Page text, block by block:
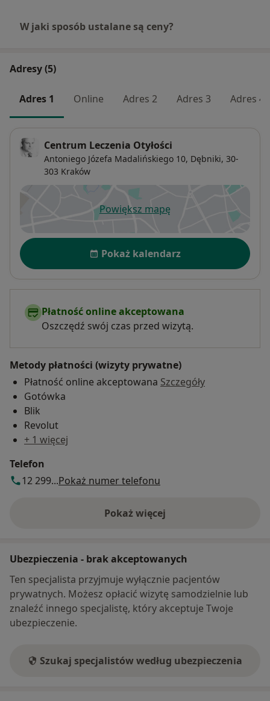
W jaki sposób ustalane są ceny?
Adresy (5)
Adres 1 Online Adres 2 Adres 3 Adres 4
Centrum Leczenia Otyłości
Antoniego Józefa Madalińskiego 10, Dębniki, 30-
303 Kraków
Powiększ mapęotwiera się w nowej karcie
Dostępność
Pokaż kalendarz
Płatność online akceptowana
Oszczędź swój czas przed wizytą.
Metody płatności (wizyty prywatne)
Płatność online akceptowana Szczegóły
Gotówka
Blik
Revolut
+ 1 więcej
Telefon
12 299...Pokaż numer telefonu
Pokaż więcej
o adresie
Ubezpieczenia - brak akceptowanych
Ten specjalista przyjmuje wyłącznie pacjentów
prywatnych. Możesz opłacić wizytę samodzielnie lub
znaleźć innego specjalistę, który akceptuje Twoje
ubezpieczenie.
Szukaj specjalistów według ubezpieczenia